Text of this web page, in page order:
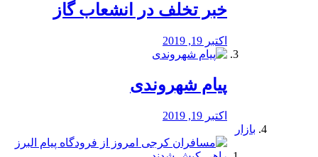
خبر تخلف در انشعاب گاز
اکتبر 19, 2019
پیام شهروندی
اکتبر 19, 2019
بازار